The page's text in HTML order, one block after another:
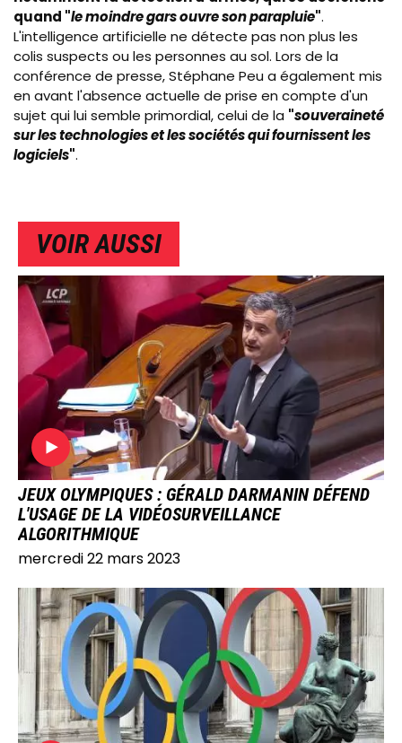
quand "le moindre gars ouvre son parapluie".
L'intelligence artificielle ne détecte pas non plus les
colis suspects ou les personnes au sol. Lors de la
conférence de presse, Stéphane Peu a également mis
en avant l'absence actuelle de prise en compte d'un
sujet qui lui semble primordial, celui de la "souveraineté
sur les technologies et les sociétés qui fournissent les
logiciels".
VOIR AUSSI
IMAGE
JEUX OLYMPIQUES : GÉRALD DARMANIN DÉFEND
L'USAGE DE LA VIDÉOSURVEILLANCE
ALGORITHMIQUE
mercredi 22 mars 2023
IMAGE